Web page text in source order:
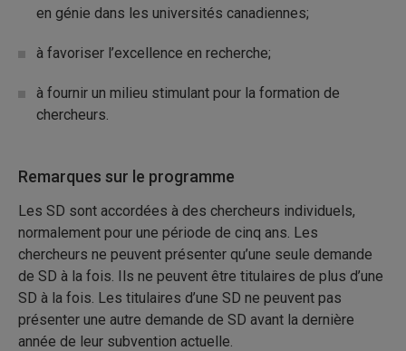
en génie dans les universités canadiennes;
à favoriser l’excellence en recherche;
à fournir un milieu stimulant pour la formation de
chercheurs.
Remarques sur le programme
Les SD sont accordées à des chercheurs individuels,
normalement pour une période de cinq ans. Les
chercheurs ne peuvent présenter qu’une seule demande
de SD à la fois. Ils ne peuvent être titulaires de plus d’une
SD à la fois. Les titulaires d’une SD ne peuvent pas
présenter une autre demande de SD avant la dernière
année de leur subvention actuelle.